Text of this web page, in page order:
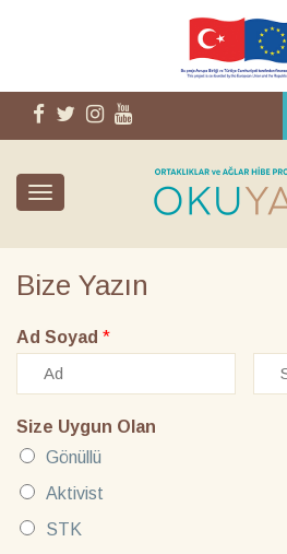
Toggle
Bize Yazın
Ad Soyad *
Size Uygun Olan
Gönüllü
Aktivist
STK